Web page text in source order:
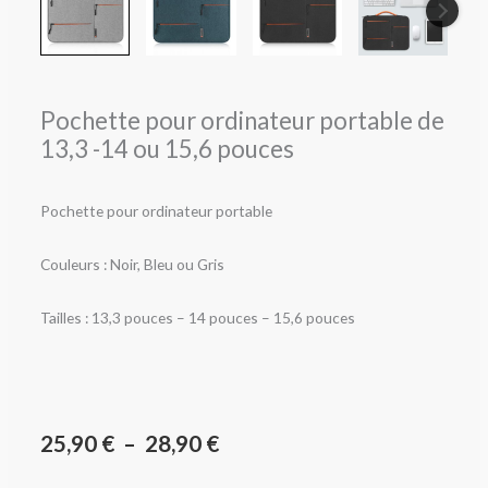
Pochette pour ordinateur portable de
13,3 -14 ou 15,6 pouces
Pochette pour ordinateur portable
Couleurs : Noir, Bleu ou Gris
Tailles : 13,3 pouces – 14 pouces – 15,6 pouces
25,90 € – 28,90 €Plage